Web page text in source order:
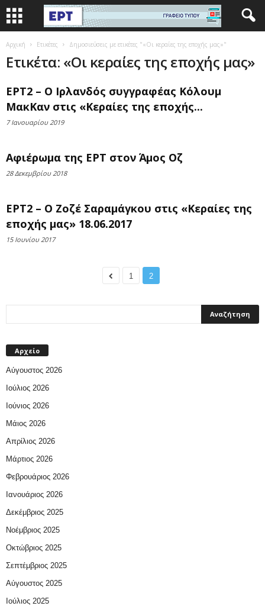
Αρχική Ετικέτες Δημοσιεύσεις με ετικέτες "«Οι κεραίες της εποχής μας»"
Ετικέτα: «Οι κεραίες της εποχής μας»
ΕΡΤ2 – Ο Ιρλανδός συγγραφέας Κόλουμ
ΜακΚαν στις «Κεραίες της εποχής...
7 Ιανουαρίου 2019
Αφιέρωμα της ΕΡΤ στον Άμος Οζ
28 Δεκεμβρίου 2018
ΕΡΤ2 – Ο Ζοζέ Σαραμάγκου στις «Κεραίες της
εποχής μας» 18.06.2017
15 Ιουνίου 2017
1 2
Αρχείο
Αύγουστος 2026
Ιούλιος 2026
Ιούνιος 2026
Μάιος 2026
Απρίλιος 2026
Μάρτιος 2026
Φεβρουάριος 2026
Ιανουάριος 2026
Δεκέμβριος 2025
Νοέμβριος 2025
Οκτώβριος 2025
Σεπτέμβριος 2025
Αύγουστος 2025
Ιούλιος 2025